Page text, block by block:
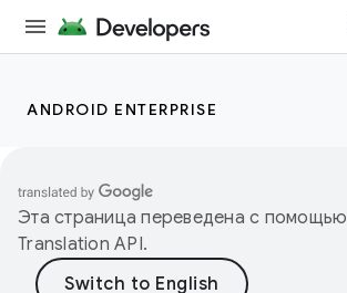
ANDROID ENTERPRISE
Эта страница переведена с помощью
Translation API.